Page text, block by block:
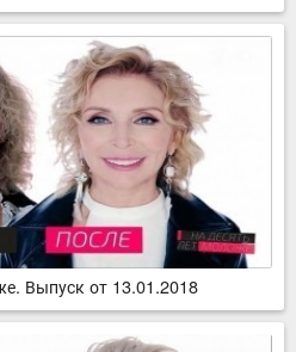
Выпуск от 13.01.2018